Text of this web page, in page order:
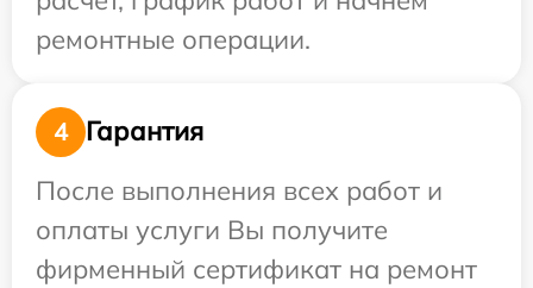
ремонтные операции.
4
Гарантия
После выполнения всех работ и
оплаты услуги Вы получите
фирменный сертификат на ремонт